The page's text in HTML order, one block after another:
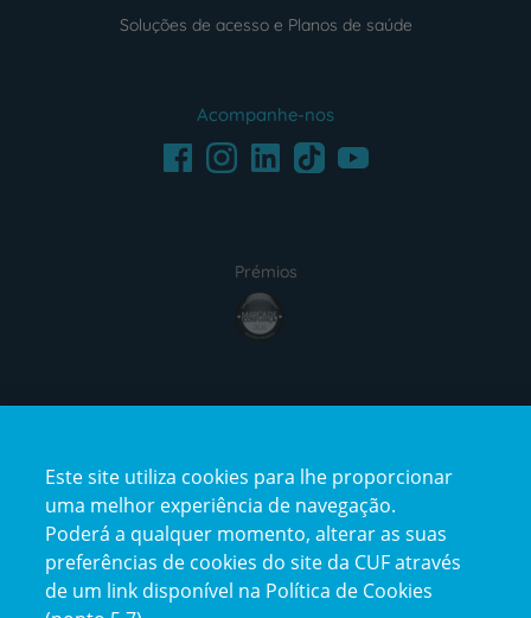
Soluções de acesso e Planos de saúde
Acompanhe-nos
FacebookInstagramLinkedInTikTokYoutube
Prémios
award4
certification2certification3
Este site utiliza cookies para lhe proporcionar
uma melhor experiência de navegação.
Poderá a qualquer momento, alterar as suas
preferências de cookies do site da CUF através
de um link disponível na Política de Cookies